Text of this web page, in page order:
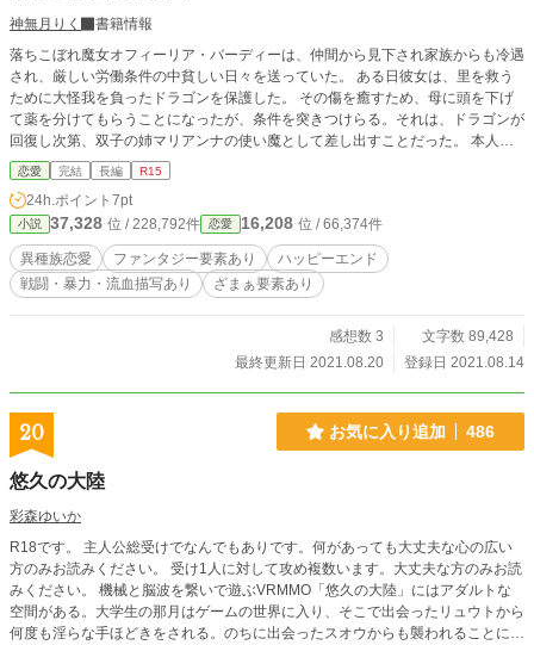
神無月りく
書籍情報
落ちこぼれ魔女オフィーリア・バーディーは、仲間から見下され家族からも冷遇
され、厳しい労働条件の中貧しい日々を送っていた。 ある日彼女は、里を救う
ために大怪我を負ったドラゴンを保護した。 その傷を癒すため、母に頭を下げ
て薬を分けてもらうことになったが、条件を突きつけらる。それは、ドラゴンが
回復し次第、双子の姉マリアンナの使い魔として差し出すことだった。 本人の
意思を無視した約束ではあるものの、背に腹は代えられないと同意したオフィー
リアだったが……目覚めたドラゴン・ディルクから「一目惚れした」と突然の求
婚を受けるという予想外の展開に！ そして、彼と出会ったことでバーディー家
に隠されていた秘密が暴かれ、さらなるどんでん返しが!? ※王道ファンタジー
風を目指した作品です。ヒロインに若干のチート要素はありますが、異世界転生
のチートとは別系統です（個人的感覚ですが）。 ※ざまぁ要素ありの表記はあ
りますが、かなりマイルドです。処刑や投獄など残酷描写はありません。人によ
恋愛 完結 長編 R15
24h.ポイント 7pt
小説 37,328 位 / 228,792件 恋愛 16,208 位 / 66,374件
異種族恋愛 ファンタジー要素あり
ハッピーエンド
戦闘・暴力・流血描写あり
ざまぁ要素あり
感想数 3
文字数 89,428
最終更新日 2021.08.20
登録日 2021.08.14
20 お気に入り追加 486
悠久の大陸
彩森ゆいか
R18です。 主人公総受けでなんでもありです。何があっても大丈夫な心の広い
方のみお読みください。 受け1人に対して攻め複数います。大丈夫な方のみお読
みください。 機械と脳波を繋いで遊ぶVRMMO「悠久の大陸」にはアダルトな
空間がある。大学生の那月はゲームの世界に入り、そこで出会ったリュウトから
何度も淫らな手ほどきをされる。のちに出会ったスオウからも襲われることにな